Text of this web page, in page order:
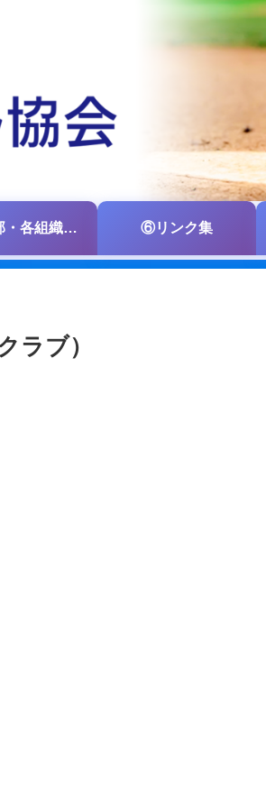
⑤各支部・各組織の掲示板 ⑥リンク集
ラブ）